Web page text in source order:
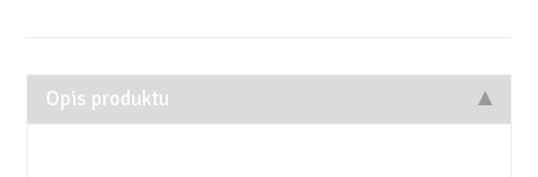
Opis produktu